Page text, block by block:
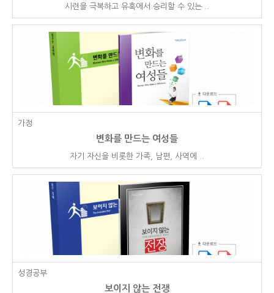
시련을 극복하고 유혹에서 승리할 수 있는 ..
가정
변화를 만드는 여성들
자기 자신을 비롯한 가족, 남편, 사역에 ..
성경공부
보이지 않는 전쟁